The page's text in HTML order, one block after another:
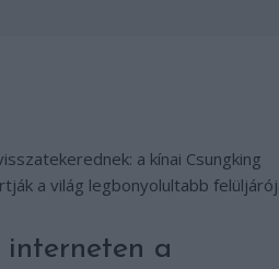
a kínai Csungking
a világ legbonyolultabb
a